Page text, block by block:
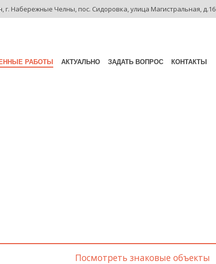
г. Набережные Челны, пос. Сидоровка, улица Магистральная, д.16
РАБОТЫ АКТУАЛЬНО ЗАДАТЬ ВОПРОС КОНТАКТЫ
Посмотреть знаковые объекты